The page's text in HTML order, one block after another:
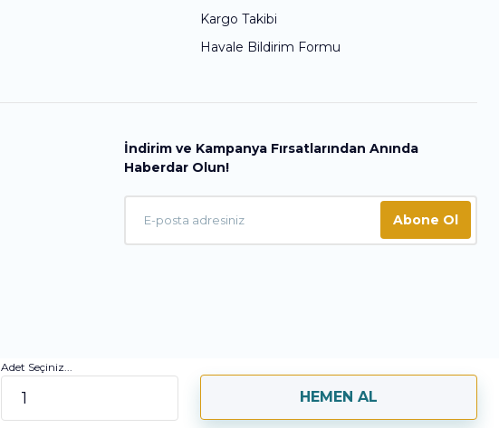
Adet Seçiniz...
HEMEN AL
Kargo Takibi
Havale Bildirim Formu
İndirim ve Kampanya Fırsatlarından Anında
Haberdar Olun!
Abone Ol